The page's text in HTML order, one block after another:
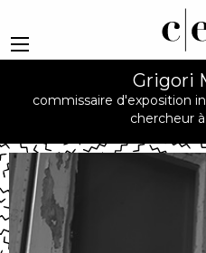
Grigori
commissaire d'exposition
chercheur